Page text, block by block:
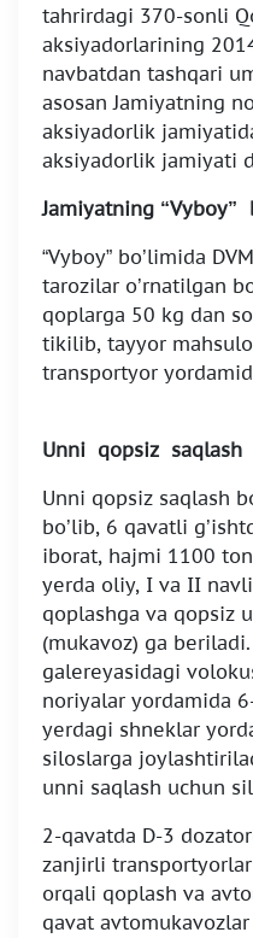
tahrirdagi 370-sonli
aksiyadorlarining
navbatdan tashqari
asosan Jamiyatning
aksiyadorlik
aksiyadorlik jamiyati
Jamiyatning “Vyboy”
“Vyboy” bo’limida
tarozilar o’rnatilgan
qoplarga 50 kg dan
tikilib, tayyor
transportyor
Unni qopsiz saqlash
Unni qopsiz saqlash
bo’lib, 6 qavatli
iborat, hajmi 1100
yerda oliy, I va II
qoplashga va qopsiz
(mukavoz) ga
galereyasidagi
noriyalar yordamida
yerdagi shneklar
siloslarga
unni saqlash uchun
2-qavatda D-3
zanjirli
orqali qoplash va
qavat